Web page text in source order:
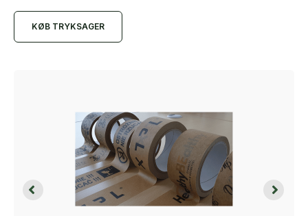
KØB TRYKSAGER